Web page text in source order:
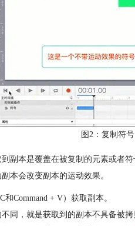
图2：复制符号
副本是覆盖在被复制的元素或者
本会改变副本的运动效果。
和Command + V）获取副本。
同，就是获取到的副本不具备被